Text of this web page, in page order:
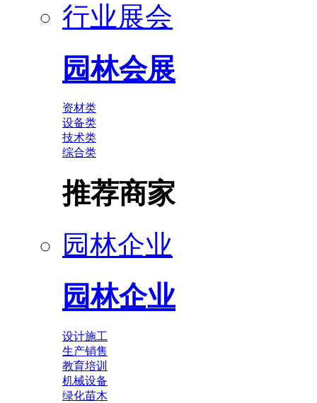
行业展会
园林会展
资材类
设备类
技术类
综合类
推荐商家
园林企业
园林企业
设计施工
生产销售
教育培训
机械设备
绿化苗木